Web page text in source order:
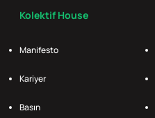
Kolektif House
Manifesto
Kariyer
Basın